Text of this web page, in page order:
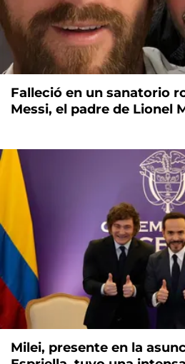
Falleció en un sanatorio
Messi, el padre de Lionel
Milei, presente en la